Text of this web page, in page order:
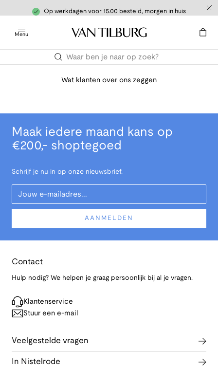
Op werkdagen voor 15.00 besteld, morgen in huis
Menu
Wat klanten over ons zeggen
Maak iedere maand kans op
€200,- shoptegoed
Schrijf je nu in op onze nieuwsbrief.
Your Email
AANMELDEN
Contact
Hulp nodig? We helpen je graag persoonlijk bij al je vragen.
Klantenservice
Stuur een e-mail
Veelgestelde vragen
In Nistelrode